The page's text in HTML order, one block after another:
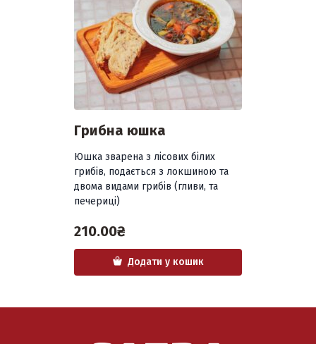
Грибна юшка
Юшка зварена з лісових білих
грибів, подається з локшиною та
двома видами грибів (гливи, та
печериці)
210.00₴
Додати у кошик